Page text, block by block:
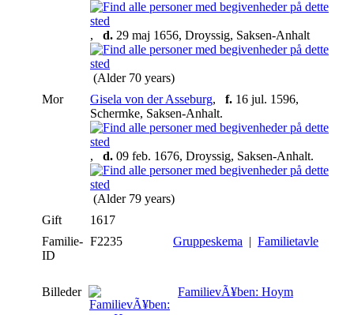
, d. 29 maj 1656, Droyssig, Saksen-Anhalt
(Alder 70 years)
Mor
Gisela von der Asseburg, f. 16 jul. 1596,
Schermke, Saksen-Anhalt.
, d. 09 feb. 1676, Droyssig, Saksen-Anhalt.
(Alder 79 years)
Gift
1617
Familie-
ID
F2235 Gruppeskema | Familietavle
Billeder FamilievÃ¥ben: Hoym